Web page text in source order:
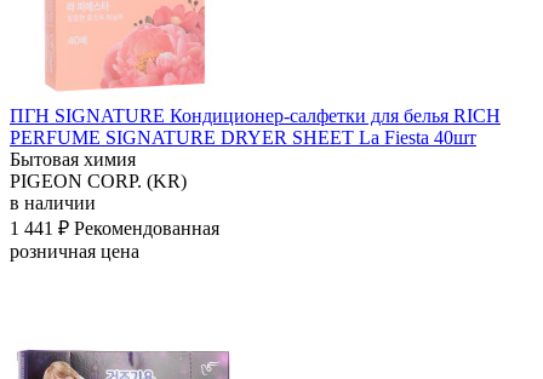
ПГН SIGNATURE Кондиционер-салфетки для белья RICH
PERFUME SIGNATURE DRYER SHEET La Fiesta 40шт
Бытовая химия
PIGEON CORP. (KR)
в наличии
1 441 ₽ Рекомендованная
розничная цена